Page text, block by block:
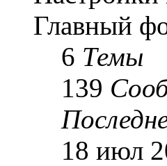
Главный
6 Темы
139
18 июл